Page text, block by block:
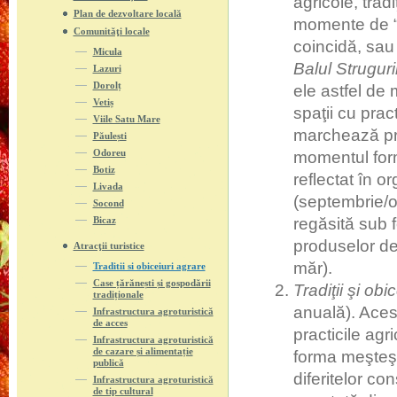
Plan de dezvoltare locală
Comunităţi locale
Micula
Lazuri
Dorolț
Vetiș
Viile Satu Mare
Păulești
Odoreu
Botiz
Livada
Socond
Bicaz
Atracţii turistice
Traditii si obiceiuri agrare
Case țărănești și gospodării
tradiționale
Infrastructura agroturistică
de acces
Infrastructura agroturistică
de cazare și alimentație
publică
Infrastructura agroturistică
de tip cultural
momente de
coincidă,
Balul
ele astfel de
spaţii cu
marchează
momentul
reflectat în
(septembrie/
regăsită sub
produselor
măr).
Tradiţii şi
anuală).
practicile
forma
diferitelor